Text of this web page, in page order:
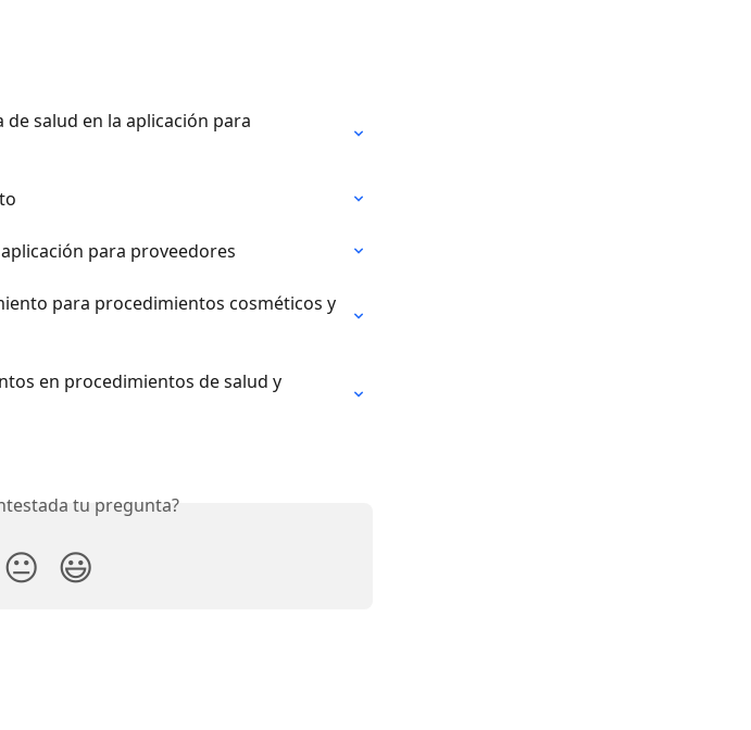
salud en la aplicación para
para proveedores
para procedimientos cosméticos y
en procedimientos de salud y
tu pregunta?
😐 😃